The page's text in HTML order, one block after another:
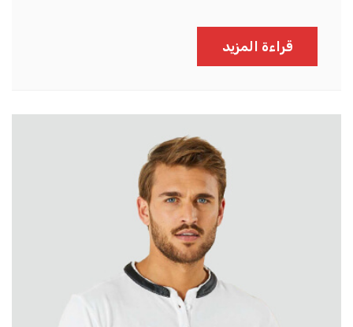
قراءة المزيد